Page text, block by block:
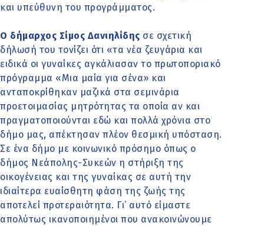
και υπεύθυνη του προγράμματος.
Ο δήμαρχος Σίμος Δανιηλίδης σε σχετική
δήλωσή του τονίζει ότι «τα νέα ζευγάρια και
ειδικά οι γυναίκες αγκάλιασαν το πρωτοποριακό
πρόγραμμα «Μια μαία για σένα» και
ανταποκρίθηκαν μαζικά στα σεμινάρια
προετοιμασίας μητρότητας τα οποία αν και
πραγματοποιούνται εδώ και πολλά χρόνια στο
δήμο μας, απέκτησαν πλέον θεσμική υπόσταση.
Σε ένα δήμο με κοινωνικό πρόσημο όπως ο
δήμος Νεάπολης-Συκεών η στήριξη της
οικογένειας και της γυναίκας σε αυτή την
ιδιαίτερα ευαίσθητη φάση της ζωής της
αποτελεί προτεραιότητα. Γι’ αυτό είμαστε
απολύτως ικανοποιημένοι που ανακοινώνουμε